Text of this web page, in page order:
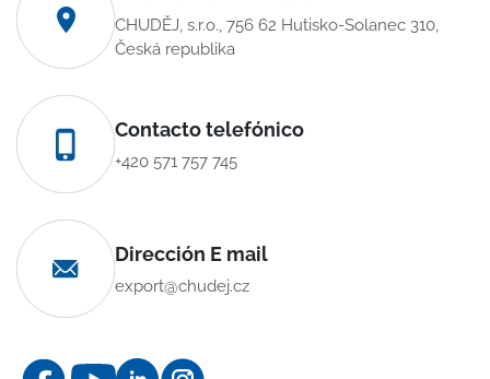
CHUDĚJ, s.r.o., 756 62 Hutisko-Solanec 310,
Česká republika
Contacto telefónico
+420 571 757 745
Dirección E mail
export@chudej.cz